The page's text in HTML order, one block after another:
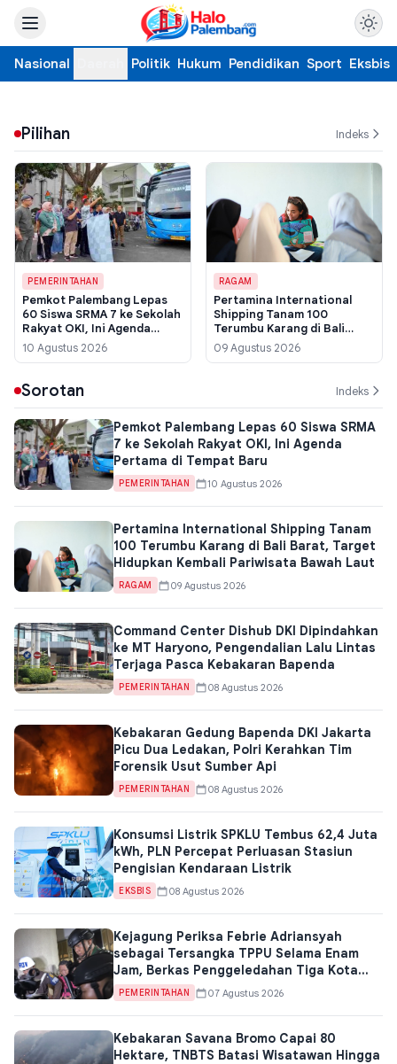
Nasional Politik Hukum Pendidikan Sport Eksbis
Pilihan Indeks
PEMERINTAHAN
Pemkot Palembang Lepas
60 Siswa SRMA 7 ke Sekolah
Rakyat OKI, Ini Agenda
Pertama di Tempat Baru
10 Agustus 2026
RAGAM
Pertamina International
Shipping Tanam 100
Terumbu Karang di Bali
Barat, Target Hidupkan
Kembali Pariwisata Bawah
09 Agustus 2026
Sorotan Indeks
Pemkot Palembang Lepas 60 Siswa SRMA
7 ke Sekolah Rakyat OKI, Ini Agenda
Pertama di Tempat Baru
PEMERINTAHAN 10 Agustus 2026
Pertamina International Shipping Tanam
100 Terumbu Karang di Bali Barat, Target
Hidupkan Kembali Pariwisata Bawah Laut
RAGAM 09 Agustus 2026
Command Center Dishub DKI Dipindahkan
ke MT Haryono, Pengendalian Lalu Lintas
Terjaga Pasca Kebakaran Bapenda
PEMERINTAHAN 08 Agustus 2026
Kebakaran Gedung Bapenda DKI Jakarta
Picu Dua Ledakan, Polri Kerahkan Tim
Forensik Usut Sumber Api
PEMERINTAHAN 08 Agustus 2026
Konsumsi Listrik SPKLU Tembus 62,4 Juta
kWh, PLN Percepat Perluasan Stasiun
Pengisian Kendaraan Listrik
EKSBIS 08 Agustus 2026
Kejagung Periksa Febrie Adriansyah
sebagai Tersangka TPPU Selama Enam
Jam, Berkas Penggeledahan Tiga Kota
Jadi Kunci
PEMERINTAHAN 07 Agustus 2026
Kebakaran Savana Bromo Capai 80
Hektare, TNBTS Batasi Wisatawan Hingga